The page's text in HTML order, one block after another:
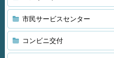
市民サービスセンター
コンビニ交付